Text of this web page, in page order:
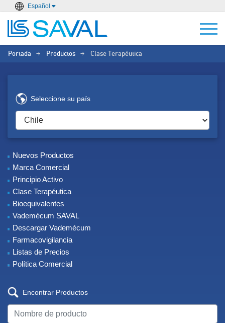
Español
Portada > Productos > Clase Terapéutica
Seleccione su país
Nuevos Productos
Marca Comercial
Principio Activo
Clase Terapéutica
Bioequivalentes
Vademécum SAVAL
Descargar Vademécum
Farmacovigilancia
Listas de Precios
Política Comercial
Encontrar Productos